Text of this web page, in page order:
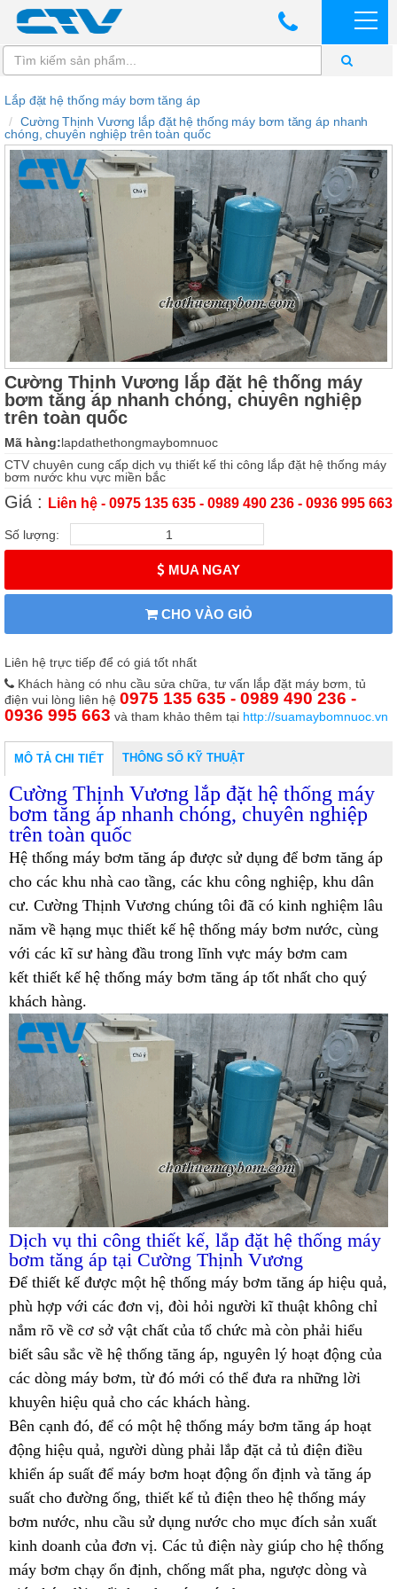
Lắp đặt hệ thống máy bơm tăng áp
Cường Thịnh Vương lắp đặt hệ thống máy bơm tăng áp nhanh
chóng, chuyên nghiệp trên toàn quốc
Cường Thịnh Vương lắp đặt hệ thống máy
bơm tăng áp nhanh chóng, chuyên nghiệp
trên toàn quốc
Mã hàng:lapdathethongmaybomnuoc
CTV chuyên cung cấp dịch vụ thiết kế thi công lắp đặt hệ thống máy
bơm nước khu vực miền bắc
Giá : Liên hệ - 0975 135 635 - 0989 490 236 - 0936 995 663
Số lượng:
MUA NGAY
CHO VÀO GIỎ
Liên hệ trực tiếp để có giá tốt nhất
Khách hàng có nhu cầu sửa chữa, tư vấn lắp đặt máy bơm, tủ
điện vui lòng liên hệ 0975 135 635 - 0989 490 236 -
0936 995 663 và tham khảo thêm tại http://suamaybomnuoc.vn
MÔ TẢ CHI TIẾT THÔNG SỐ KỸ THUẬT
Cường Thịnh Vương lắp đặt hệ thống máy
bơm tăng áp nhanh chóng, chuyên nghiệp
trên toàn quốc
Hệ thống máy bơm tăng áp được sử dụng để bơm tăng áp
cho các khu nhà cao tầng, các khu công nghiệp, khu dân
cư. Cường Thịnh Vương chúng tôi đã có kinh nghiệm lâu
năm về hạng mục thiết kế hệ thống máy bơm nước, cùng
với các kĩ sư hàng đầu trong lĩnh vực máy bơm cam
kết thiết kế hệ thống máy bơm tăng áp tốt nhất cho quý
khách hàng.
Dịch vụ thi công thiết kế, lắp đặt hệ thống máy
bơm tăng áp tại Cường Thịnh Vương
Để thiết kế được một hệ thống máy bơm tăng áp hiệu quả,
phù hợp với các đơn vị, đòi hỏi người kĩ thuật không chỉ
nắm rõ về cơ sở vật chất của tổ chức mà còn phải hiểu
biết sâu sắc về hệ thống tăng áp, nguyên lý hoạt động của
các dòng máy bơm, từ đó mới có thể đưa ra những lời
khuyên hiệu quả cho các khách hàng.
Bên cạnh đó, để có một hệ thống máy bơm tăng áp hoạt
động hiệu quả, người dùng phải lắp đặt cả tủ điện điều
khiển áp suất để máy bơm hoạt động ổn định và tăng áp
suất cho đường ống, thiết kế tủ điện theo hệ thống máy
bơm nước, nhu cầu sử dụng nước cho mục đích sản xuất
kinh doanh của đơn vị. Các tủ điện này giúp cho hệ thống
máy bơm chạy ổn định, chống mất pha, ngược dòng và